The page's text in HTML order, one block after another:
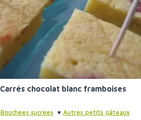
Carrés chocolat blanc framboises
Bouchées sucrées ♥ Autres petits gâteaux